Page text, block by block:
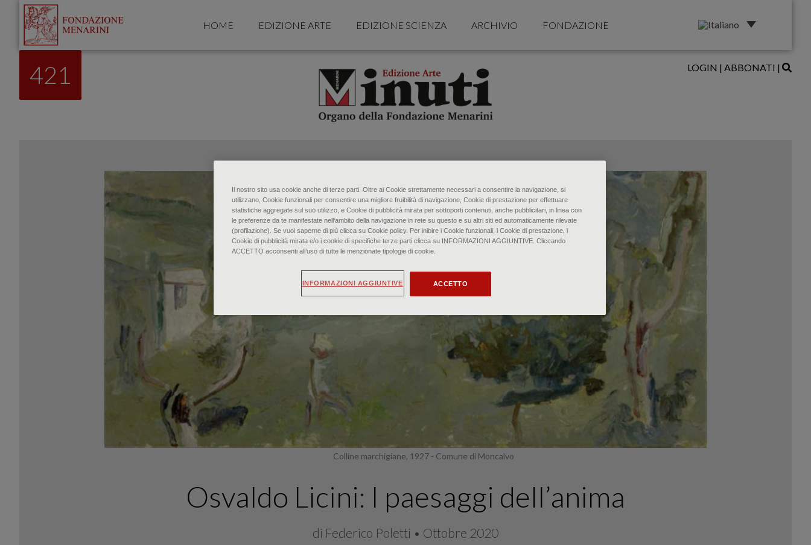
HOME EDIZIONE ARTE EDIZIONE SCIENZA ARCHIVIO FONDAZIONE
421 LOGIN | ABBONATI |
Colline marchigiane, 1927 - Comune di Moncalvo
Osvaldo Licini: I paesaggi dell’anima
di Federico Poletti • Ottobre 2020
Il nostro sito usa cookie anche di terze parti. Oltre ai Cookie strettamente necessari a consentire la navigazione, si
utilizzano, Cookie funzionali per consentire una migliore fruibilità di navigazione, Cookie di prestazione per effettuare
statistiche aggregate sul suo utilizzo, e Cookie di pubblicità mirata per sottoporti contenuti, anche pubblicitari, in linea con
le preferenze da te manifestate nell‘ambito della navigazione in rete su questo e su altri siti ed automaticamente rilevate
(profilazione). Se vuoi saperne di più clicca su Cookie policy. Per inibire i Cookie funzionali, i Cookie di prestazione, i
Cookie di pubblicità mirata e/o i cookie di specifiche terze parti clicca su INFORMAZIONI AGGIUNTIVE. Cliccando
ACCETTO acconsenti all’uso di tutte le menzionate tipologie di cookie.
ACCETTO
INFORMAZIONI AGGIUNTIVE